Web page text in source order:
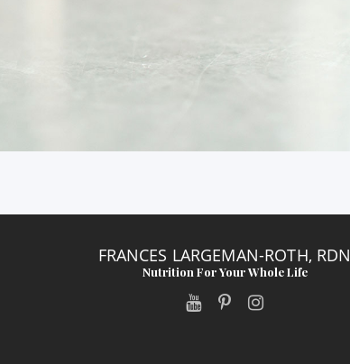
FRANCES LARGEMAN-ROTH, RDN
Nutrition For Your Whole Life